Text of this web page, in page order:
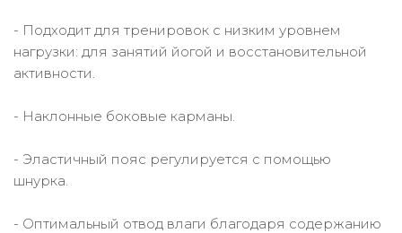
- Подходит для тренировок с низким уровнем
нагрузки: для занятий йогой и восстановительной
активности.
- Наклонные боковые карманы.
- Эластичный пояс регулируется с помощью
шнурка.
- Оптимальный отвод влаги благодаря содержанию